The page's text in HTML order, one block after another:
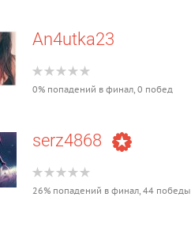
An4utka23
0% попадений в финал, 0 побед
serz4868
26% попадений в финал, 44 победы